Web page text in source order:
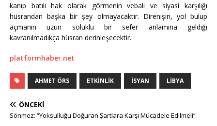
kanıp batılı hak olarak görmenin vebali ve siyasi karşılığı
hüsrandan başka bir şey olmayacaktır. Direnişin, yol bulup
açmanın uzun soluklu bir sefer anlamına geldiği
kavranılmadıkça hüsran derinleşecektir.
platformhaber.net
AHMET ÖRS ETKINLIK ISYAN LIBYA
ÖNCEKI
Sönmez: “Yoksulluğu Doğuran Şartlara Karşı Mücadele Edilmeli”